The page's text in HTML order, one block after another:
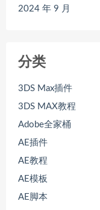
2024 年 9 月
分类
3DS Max插件
3DS MAX教程
Adobe全家桶
AE插件
AE教程
AE模板
AE脚本